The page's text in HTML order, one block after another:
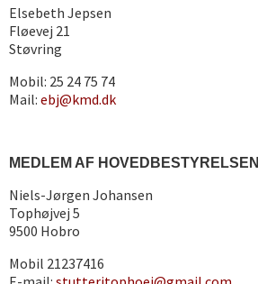
Elsebeth Jepsen
Fløevej 21
Støvring
Mobil: 25 24 75 74
Mail: ebj@kmd.dk
MEDLEM AF HOVEDBESTYRELSEN
Niels-Jørgen Johansen
Tophøjvej 5
9500 Hobro
Mobil 21237416